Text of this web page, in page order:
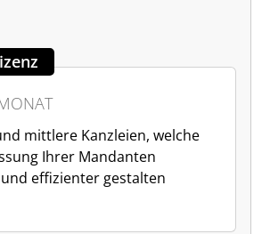
mittlere Kanzleien, welche
Ihrer Mandanten
effizienter gestalten